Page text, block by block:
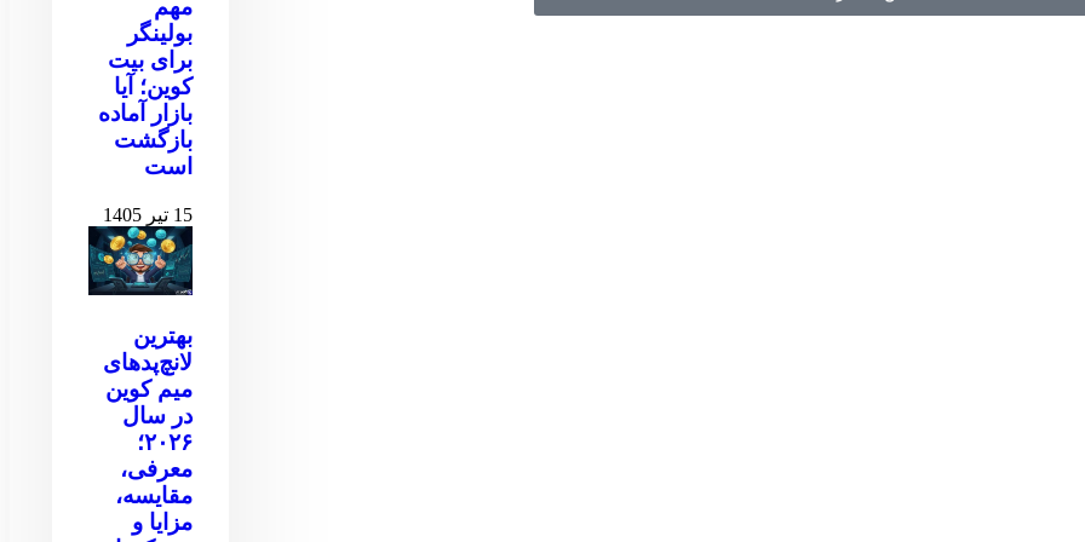
مهم
بولینگر
برای بیت
کوین‌‌؛ آیا
بازار آماده
بازگشت
است
15 تیر 1405
بهترین
لانچ‌پدهای
میم کوین
در سال
۲۰۲۶؛
معرفی،
مقایسه،
مزایا و